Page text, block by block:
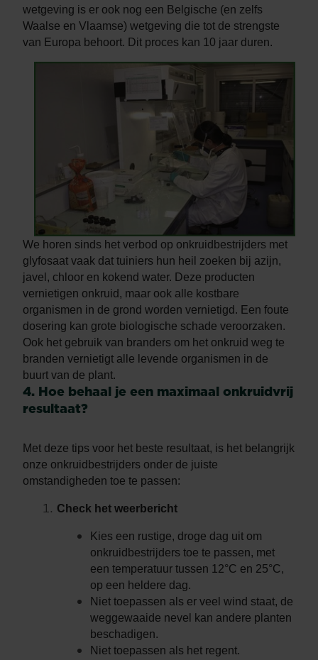
wetgeving is er ook nog een Belgische (en zelfs
Waalse en Vlaamse) wetgeving die tot de strengste
van Europa behoort. Dit proces kan 10 jaar duren.
We horen sinds het verbod op onkruidbestrijders met
glyfosaat vaak dat tuiniers hun heil zoeken bij azijn,
javel, chloor en kokend water. Deze producten
vernietigen onkruid, maar ook alle kostbare
organismen in de grond worden vernietigd. Een foute
dosering kan grote biologische schade veroorzaken.
Ook het gebruik van branders om het onkruid weg te
branden vernietigt alle levende organismen in de
buurt van de plant.
4. Hoe behaal je een maximaal onkruidvrij
resultaat?
Met deze tips voor het beste resultaat, is het belangrijk
onze onkruidbestrijders onder de juiste
omstandigheden toe te passen:
Check het weerbericht
Kies een rustige, droge dag uit om
onkruidbestrijders toe te passen, met
een temperatuur tussen 12°C en 25°C,
op een heldere dag.
Niet toepassen als er veel wind staat, de
weggewaaide nevel kan andere planten
beschadigen.
Niet toepassen als het regent.